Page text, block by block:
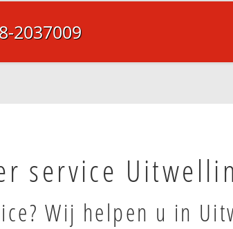
2037009
service
Wij helpen u in